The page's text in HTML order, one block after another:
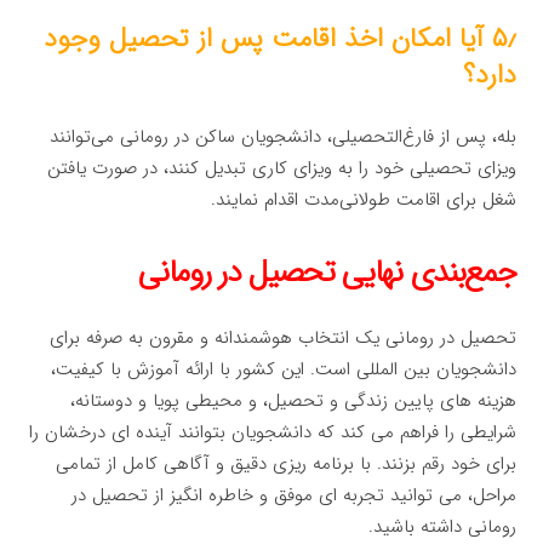
۵٫ آیا امکان اخذ اقامت پس از تحصیل وجود
دارد؟
بله، پس از فارغ‌التحصیلی، دانشجویان ساکن در رومانی می‌توانند
ویزای تحصیلی خود را به ویزای کاری تبدیل کنند، در صورت یافتن
شغل برای اقامت طولانی‌مدت اقدام نمایند.
جمع‌بندی نهایی تحصیل در رومانی
تحصیل در رومانی یک انتخاب هوشمندانه و مقرون به صرفه برای
دانشجویان بین المللی است. این کشور با ارائه آموزش با کیفیت،
هزینه های پایین زندگی و تحصیل، و محیطی پویا و دوستانه،
شرایطی را فراهم می کند که دانشجویان بتوانند آینده ای درخشان را
برای خود رقم بزنند. با برنامه ریزی دقیق و آگاهی کامل از تمامی
مراحل، می توانید تجربه ای موفق و خاطره انگیز از تحصیل در
رومانی داشته باشید.